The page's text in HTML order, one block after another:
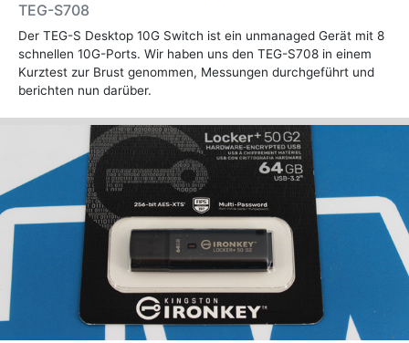
TEG-S708
Der TEG-S Desktop 10G Switch ist ein unmanaged Gerät mit 8
schnellen 10G-Ports. Wir haben uns den TEG-S708 in einem
Kurztest zur Brust genommen, Messungen durchgeführt und
berichten nun darüber.